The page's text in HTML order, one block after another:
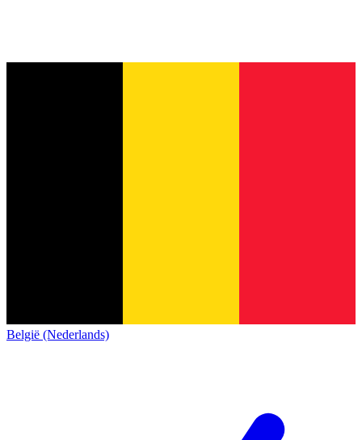
België (Nederlands)